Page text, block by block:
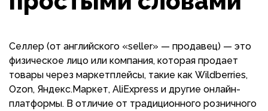
Селлер (от английского «seller» — продавец) — это
физическое лицо или компания, которая продает
товары через маркетплейсы, такие как Wildberries,
Ozon, Яндекс.Маркет, AliExpress и другие онлайн-
платформы. В отличие от традиционного розничного